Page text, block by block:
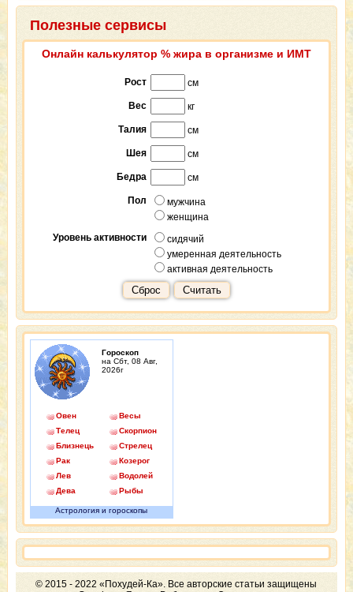
Полезные сервисы
Онлайн калькулятор % жира в организме и ИМТ
Рост см
Вес кг
Талия см
Шея см
Бедра см
Пол
мужчина
женщина
Уровень активности
сидячий
умеренная деятельность
активная деятельность
Сброс Считать
Гороскоп
на Сбт, 08 Авг,
2026г
Овен
Телец
Близнецы
Рак
Лев
Дева
Весы
Скорпион
Стрелец
Козерог
Водолей
Рыбы
Астрология и гороскопы
© 2015 - 2022 «Похудей-Ка». Все авторские статьи защищены